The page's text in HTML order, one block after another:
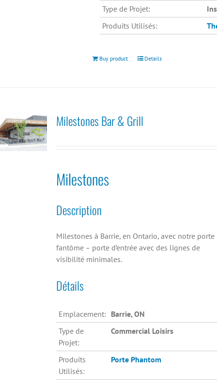
Type de Projet:
Produits Utilisés:
Buy product Details
Milestones Bar & Grill
Milestones
Description
Milestones à Barrie, en Ontario, avec notre porte
fantôme – porte d’entrée avec des lignes de
visibilité minimales.
Détails
Emplacement: Barrie, ON
Type de
Projet:
Commercial Loisirs
Produits
Utilisés:
Porte Phantom